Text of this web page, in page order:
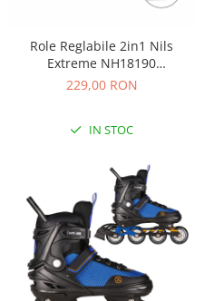
Biciclete copii cu roti 16 inch (4-9
Biciclete copii cu roti 20 inch
Biciclete cu roti 27 inch
Biciclete fara pedale
Casca protectie copii
Karturi si masinute cu pedale
Masinute fara pedale
Role copii si adulti
Role Reglabile 2in1 Nils
Extreme NH18190
Negru/Albastru
229,00 RON
IN STOC